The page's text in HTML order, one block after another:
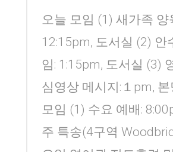
오늘 모임 (1) 새가족 양
12:15pm, 도서실 (2) 안
임: 1:15pm, 도서실 (3)
심영상 메시지:１pm,
모임 (1) 수요 예배:
주 특송(4구역